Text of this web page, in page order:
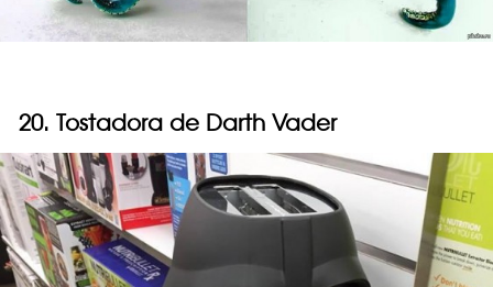
20. Tostadora de Darth Vader